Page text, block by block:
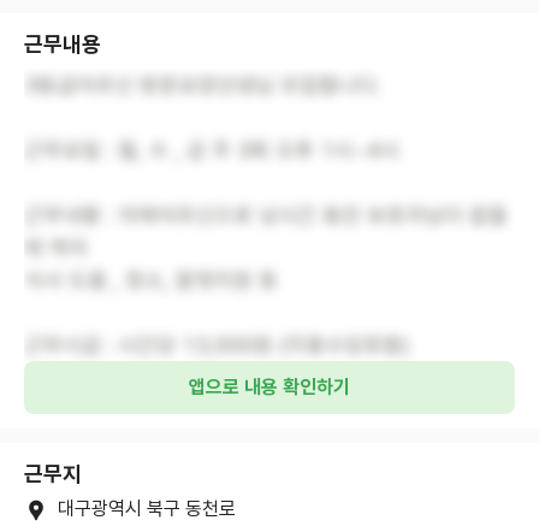
근무내용
앱으로 내용 확인하기
근무지
대구광역시 북구 동천로